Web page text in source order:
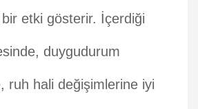
bir etki gösterir. İçerdiği
duygudurum
ruh hali değişimlerine iyi